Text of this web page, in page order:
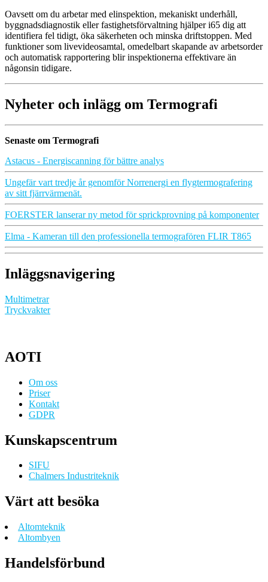
Oavsett om du arbetar med elinspektion, mekaniskt underhåll,
byggnadsdiagnostik eller fastighetsförvaltning hjälper i65 dig att
identifiera fel tidigt, öka säkerheten och minska driftstoppen. Med
funktioner som livevideosamtal, omedelbart skapande av arbetsorder
och automatisk rapportering blir inspektionerna effektivare än
någonsin tidigare.
Nyheter och inlägg om Termografi
Senaste om Termografi
Astacus - Energiscanning för bättre analys
Ungefär vart tredje år genomför Norrenergi en flygtermografering
av sitt fjärrvärmenät.
FOERSTER lanserar ny metod för sprickprovning på komponenter
Elma - Kameran till den professionella termografören FLIR T865
Inläggsnavigering
Multimetrar
Tryckvakter
AOTI
Om oss
Priser
Kontakt
GDPR
Kunskapscentrum
SIFU
Chalmers Industriteknik
Värt att besöka
Altomteknik
Altombyen
Handelsförbund